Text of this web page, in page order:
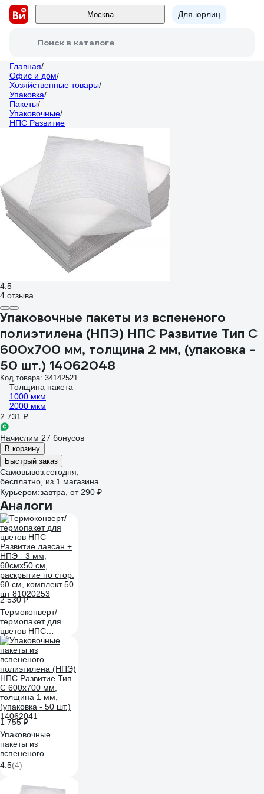
Москва Для юрлиц
Поиск в каталоге
Главная/
Офис и дом/
Хозяйственные товары/
Упаковка/
Пакеты/
Упаковочные/
НПС Развитие
4.5
4 отзыва
Упаковочные пакеты из вспененого
полиэтилена (НПЭ) НПС Развитие Тип С
600x700 мм, толщина 2 мм, (упаковка -
50 шт.) 14062048
Код товара: 34142521
Толщина пакета
1000 мкм
2000 мкм
2 731 ₽
Начислим 27 бонусов
В корзину
Быстрый заказ
Самовывоз:сегодня,
бесплатно , из 1 магазина
Курьером:завтра, от 290 ₽
Аналоги
2 530 ₽
Термоконверт/
термопакет для
цветов НПС
Развитие лавсан +
НПЭ - 3 мм,
60смх50 см,
раскрытие по стор.
60 см, комплект 50
шт 81020253
1 755 ₽
Упаковочные
пакеты из
вспененого
полиэтилена (НПЭ)
НПС Развитие Тип
толщина 1 мм,
4.5(4)